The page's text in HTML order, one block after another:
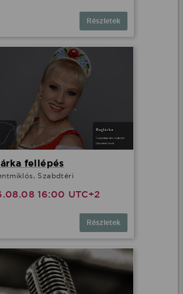
Részletek
fellépés
Szabdtéri
16:00 UTC+2
Részletek